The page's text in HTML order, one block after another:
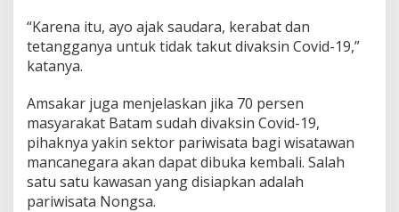
“Karena itu, ayo ajak saudara, kerabat dan
tetangganya untuk tidak takut divaksin Covid-19,”
katanya.
Amsakar juga menjelaskan jika 70 persen
masyarakat Batam sudah divaksin Covid-19,
pihaknya yakin sektor pariwisata bagi wisatawan
mancanegara akan dapat dibuka kembali. Salah
satu satu kawasan yang disiapkan adalah
pariwisata Nongsa.